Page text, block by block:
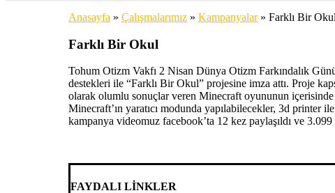
Anasayfa » Çalışmalarımız » Kampanyalar» Farklı Bir Okul
Farklı Bir Okul
Tohum Otizm Vakfı 2 Nisan Dünya Otizm Farkındalık
destekleri ile “Farklı Bir Okul” projesine imza attı. Proje
olarak olumlu sonuçlar veren Minecraft oyununun
Minecraft’ın yaratıcı modunda yapılabilecekler, 3d printer
kampanya videomuz facebook’ta 12 kez paylaşıldı ve
FAYDALI LİNKLER